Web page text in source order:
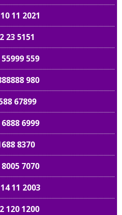
11 2021
23 5151
559
980
67899
6999
8370
7070
11 2003
120 1200